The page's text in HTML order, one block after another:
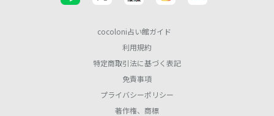
cocoloni占い館ガイド
利用規約
特定商取引法に基づく表記
免責事項
プライバシーポリシー
著作権、商標